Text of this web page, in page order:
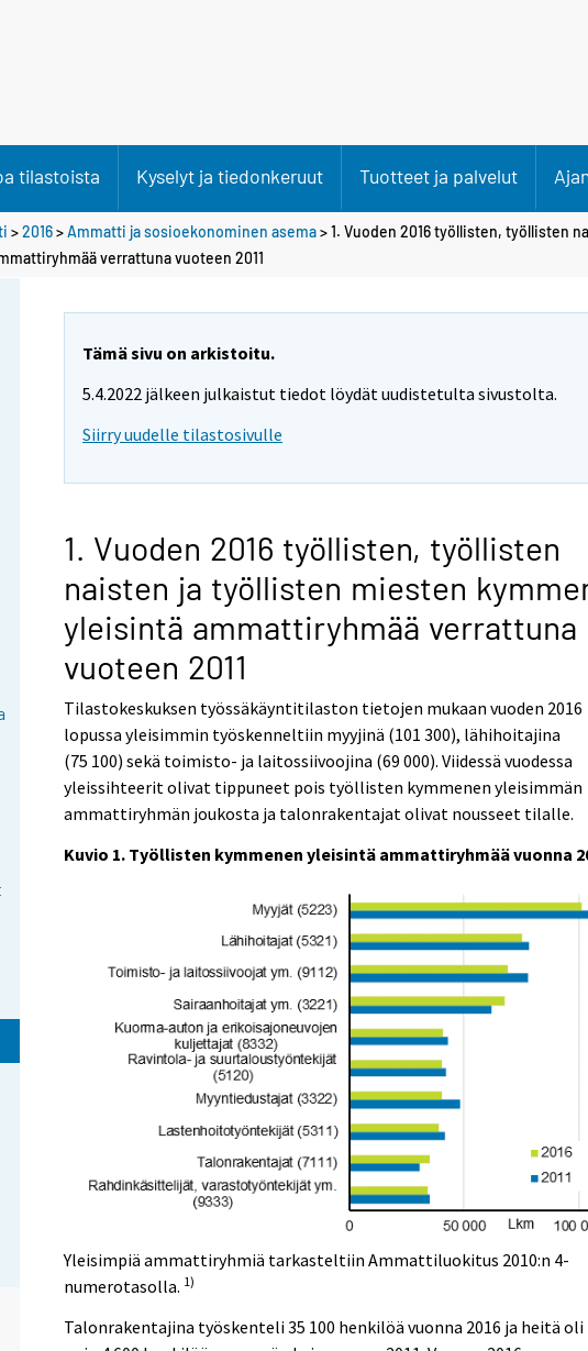
tilastoista Kyselyt ja tiedonkeruut Tuotteet ja palvelut
>2016>Ammatti ja sosioekonominen asema> 1. Vuoden 2016 työllisten, työllisten
verrattuna vuoteen 2011
Tämä sivu on arkistoitu.
5.4.2022 jälkeen julkaistut tiedot löydät uudistetulta sivustolta.
Siirry uudelle tilastosivulle
1. Vuoden 2016 työllisten, työllisten
naisten ja työllisten miesten
yleisintä ammattiryhmää verrattuna
vuoteen 2011
Tilastokeskuksen työssäkäyntitilaston tietojen mukaan vuoden 2016
lopussa yleisimmin työskenneltiin myyjinä (101 300), lähihoitajina
(75 100) sekä toimisto- ja laitossiivoojina (69 000). Viidessä vuodessa
yleissihteerit olivat tippuneet pois työllisten kymmenen yleisimmän
ammattiryhmän joukosta ja talonrakentajat olivat nousseet tilalle.
Kuvio 1. Työllisten kymmenen yleisintä ammattiryhmää vuonna
Yleisimpiä ammattiryhmiä tarkasteltiin Ammattiluokitus 2010:n 4-
numerotasolla. 1)
Talonrakentajina työskenteli 35 100 henkilöä vuonna 2016 ja heitä oli